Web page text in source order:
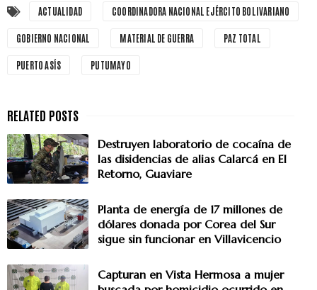
ACTUALIDAD COORDINADORA NACIONAL EJÉRCITO BOLIVARIANO
GOBIERNO NACIONAL MATERIAL DE GUERRA PAZ TOTAL
PUERTO ASÍS PUTUMAYO
Destruyen laboratorio de cocaína de
las disidencias de alias Calarcá en El
Retorno, Guaviare
Planta de energía de 17 millones de
dólares donada por Corea del Sur
sigue sin funcionar en Villavicencio
Capturan en Vista Hermosa a mujer